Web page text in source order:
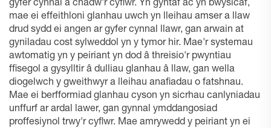
gyfer cynnal a chadw'r cyflwr. Yn gyntaf ac yn bwysicaf,
mae ei effeithloni glanhau uwch yn lleihau amser a llaw
drud sydd ei angen ar gyfer cynnal llawr, gan arwain at
gyniladau cost sylweddol yn y tymor hir. Mae'r systemau
awtomatig yn y peiriant yn dod â threisio'r pwyntiau
ffisegol a gysylltir â dulliau glanhau â llaw, gan wella
diogelwch y gweithwyr a lleihau anafiadau o fatshnau.
Mae ei berfformiad glanhau cyson yn sicrhau canlyniadau
unffurf ar ardal lawer, gan gynnal ymddangosiad
proffesiynol trwy'r cyflwr. Mae amrywedd y peiriant yn ei